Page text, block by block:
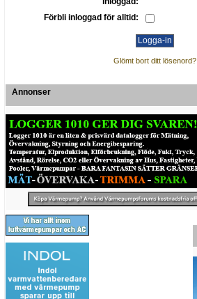
Förbli inloggad för alltid:
Glömt bort ditt lösenord?
Annonser